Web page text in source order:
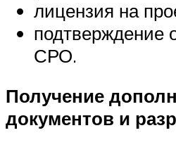
лицензия на
подтверждение
СРО.
Получение
документов и